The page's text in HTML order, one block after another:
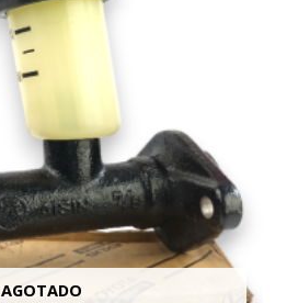
AGOTADO